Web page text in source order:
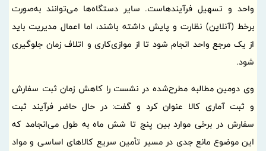
واحد و تسهیل فرآیندهاست. سایر دستگاه‌ها می‌توانند به‌صورت
برخط (آنلاین) نظارت و پایش داشته باشند، اما اعمال مدیریت باید
از یک مرجع واحد انجام شود تا از موازی‌کاری و اتلاف زمان جلوگیری
شود.
وی دومین مطالبه مطرح‌شده در نشست را کاهش زمان ثبت سفارش
و ثبت آماری کالا عنوان کرد و گفت: در حال حاضر فرآیند ثبت
سفارش در برخی موارد بین پنج تا شش ماه به طول می‌انجامد که
این موضوع مانع جدی در مسیر تأمین سریع کالاهای اساسی و مواد